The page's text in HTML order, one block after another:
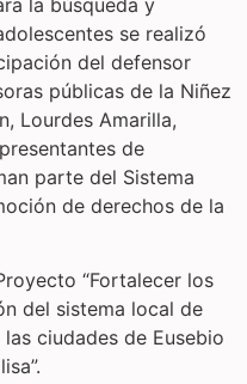
la búsqueda y
se realizó
del defensor
públicas de la Niñez
Lourdes Amarilla,
de
parte del Sistema
de derechos de la
“Fortalecer los
del sistema local de
ciudades de Eusebio